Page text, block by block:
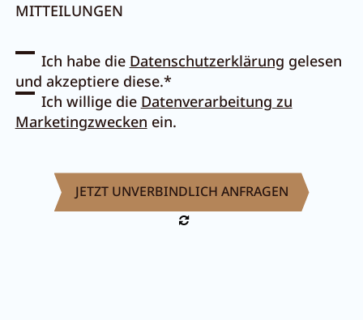
Pachmair 1453
Gastgeber
Urlaub mit Hund
MITTEILUNGEN
Ich habe die Datenschutzerklärung gelesen
und akzeptiere diese.*
Ich willige die Datenverarbeitung zu
Marketingzwecken ein.